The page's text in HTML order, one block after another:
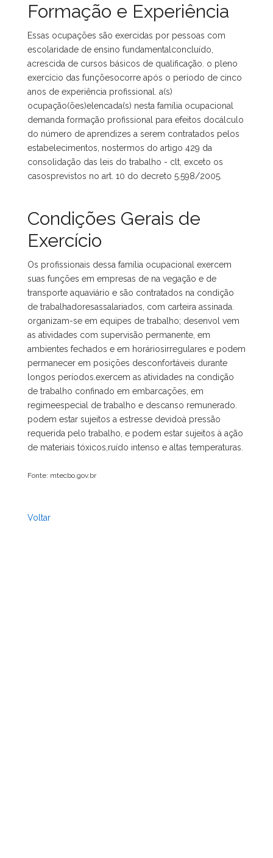
Formação e Experiência
Essas ocupações são exercidas por pessoas com
escolaridade de ensino fundamentalconcluído,
acrescida de cursos básicos de qualificação. o pleno
exercício das funçõesocorre após o período de cinco
anos de experiência profissional. a(s)
ocupação(ões)elencada(s) nesta família ocupacional
demanda formação profissional para efeitos docálculo
do número de aprendizes a serem contratados pelos
estabelecimentos, nostermos do artigo 429 da
consolidação das leis do trabalho - clt, exceto os
casosprevistos no art. 10 do decreto 5.598/2005.
Condições Gerais de
Exercício
Os profissionais dessa família ocupacional exercem
suas funções em empresas de na vegação e de
transporte aquaviário e são contratados na condição
de trabalhadoresassalariados, com carteira assinada.
organizam-se em equipes de trabalho; desenvol vem
as atividades com supervisão permanente, em
ambientes fechados e em horáriosirregulares e podem
permanecer em posições desconfortáveis durante
longos períodos.exercem as atividades na condição
de trabalho confinado em embarcações, em
regimeespecial de trabalho e descanso remunerado.
podem estar sujeitos a estresse devidoà pressão
requerida pelo trabalho, e podem estar sujeitos à ação
de materiais tóxicos,ruído intenso e altas temperaturas.
Fonte: mtecbo.gov.br
Voltar